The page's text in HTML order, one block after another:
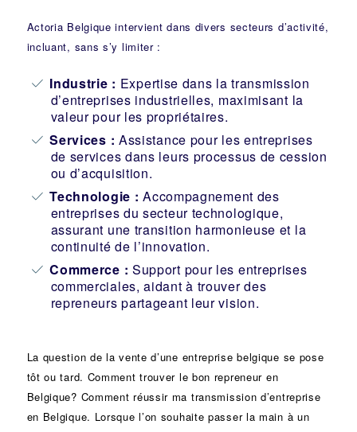
Actoria Belgique intervient dans divers secteurs d’activité,
incluant, sans s’y limiter :
Industrie : Expertise dans la transmission
d’entreprises industrielles, maximisant la
valeur pour les propriétaires.
Services : Assistance pour les entreprises
de services dans leurs processus de cession
ou d’acquisition.
Technologie : Accompagnement des
entreprises du secteur technologique,
assurant une transition harmonieuse et la
continuité de l’innovation.
Commerce : Support pour les entreprises
commerciales, aidant à trouver des
repreneurs partageant leur vision.
La question de la vente d’une entreprise belgique se pose
tôt ou tard. Comment trouver le bon repreneur en
Belgique? Comment réussir ma transmission d’entreprise
en Belgique. Lorsque l’on souhaite passer la main à un